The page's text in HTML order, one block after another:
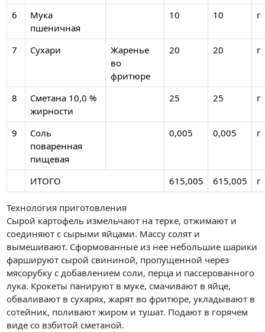
6
Мука
пшеничная
10 10 г
7 Сухари
Жаренье
во
фритюре
20 20 г
8
Сметана 10,0 %
жирности
25 25 г
9
Соль
поваренная
пищевая
0,005 0,005 г
ИТОГО 615,005 615,005 г
Технология приготовления
Сырой картофель измельчают на терке, отжимают и
соединяют с сырыми яйцами. Массу солят и
вымешивают. Сформованные из нее небольшие шарики
фаршируют сырой свининой, пропущенной через
мясорубку с добавлением соли, перца и пассерованного
лука. Крокеты панируют в муке, смачивают в яйце,
обваливают в сухарях, жарят во фритюре, укладывают в
сотейник, поливают жиром и тушат. Подают в горячем
виде со взбитой сметаной.